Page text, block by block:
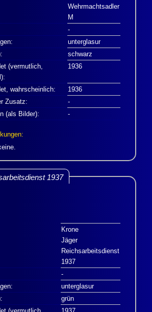
Wehrmachtsadler
M
-
unterglasur
schwarz
(vermutlich,
1936
wahrscheinlich:
1936
Zusatz:
-
(als Bilder):
-
1937
Krone
Jäger
Reichsarbeitsdienst
1937
-
unterglasur
grün